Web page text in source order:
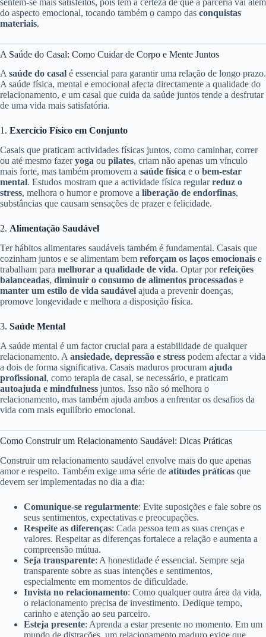
do aspecto emocional, tocando também o campo das conquistas
materiais.
A Saúde do Casal: Como Cuidar de Corpo e Mente Juntos
A saúde do casal é essencial para garantir uma relação de longo prazo.
A saúde física, mental e emocional afecta directamente a qualidade do
relacionamento, e um casal que cuida da saúde juntos tende a desfrutar
de uma vida mais satisfatória.
1. Exercício Físico em Conjunto
Casais que praticam actividades físicas juntos, como caminhar, correr
ou até mesmo fazeryoga ou pilates, criam não apenas um vínculo
mais forte, mas também promovem a saúde física e o bem-estar
mental. Estudos mostram que a actividade física regularreduz o
stress, melhora o humor e promove a liberação de endorfinas,
substâncias que causam sensações de prazer e felicidade.
2. Alimentação Saudável
Ter hábitos alimentares saudáveis também é fundamental. Casais que
cozinham juntos e se alimentam bem reforçam os laços emocionais e
trabalham para melhorar a qualidade de vida. Optar porrefeições
balanceadas, diminuir o consumo de alimentos processados e
manter um estilo de vida saudável ajuda a prevenir doenças,
promove longevidade e melhora a disposição física.
3. Saúde Mental
A saúde mental é um factor crucial para a estabilidade de qualquer
relacionamento. A ansiedade, depressão e stress podem afectar a vida
a dois de forma significativa. Casais maduros procuram ajuda
profissional, como terapia de casal, se necessário, e praticam
autoajuda e mindfulness juntos. Isso não só melhora o
relacionamento, mas também ajuda ambos a enfrentar os desafios da
vida com mais equilíbrio emocional.
Como Construir um Relacionamento Saudável: Dicas Práticas
Construir um relacionamento saudável envolve mais do que apenas
amor e respeito. Também exige uma série de atitudes práticas que
devem ser implementadas no dia a dia:
Comunique-se regularmente: Evite suposições e fale sobre os
seus sentimentos, expectativas e preocupações.
Respeite as diferenças: Cada pessoa tem as suas crenças e
valores. Respeitar as diferenças fortalece a relação e aumenta a
compreensão mútua.
Seja transparente: A honestidade é essencial. Sempre seja
transparente sobre as suas intenções e sentimentos,
especialmente em momentos de dificuldade.
Invista no relacionamento: Como qualquer outra área da vida,
o relacionamento precisa de investimento. Dedique tempo,
carinho e atenção ao seu parceiro.
Esteja presente: Aprenda a estar presente no momento. Em um
mundo de distrações, um relacionamento maduro exige que